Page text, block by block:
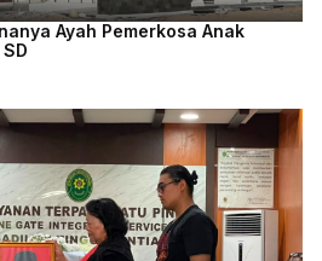
Ayah Pemerkosa Anak